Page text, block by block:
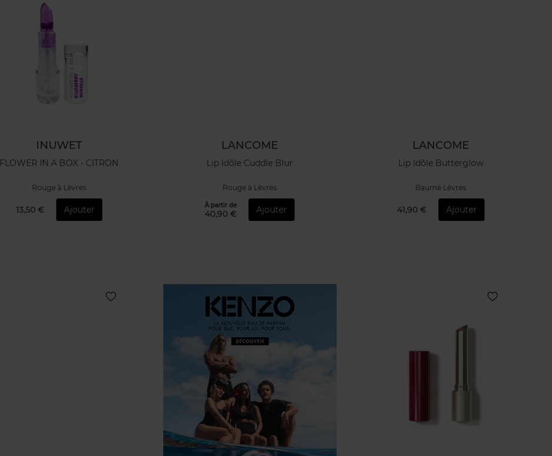
INUWET
FLOWER IN A BOX - CITRON
Rouge à Lèvres
13,50 € Ajouter
LANCOME
Lip Idôle Cuddle Blur
Rouge à Lèvres
À partir de
40,90 € Ajouter
LANCOME
Lip Idôle Butterglow
Baume Lèvres
41,90 € Ajouter